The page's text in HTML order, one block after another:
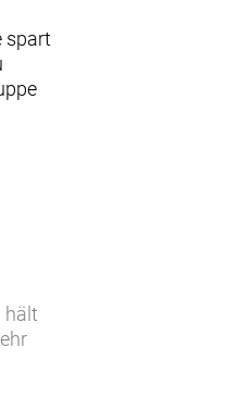
spart
hält